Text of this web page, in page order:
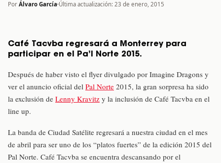
Por Álvaro García Última actualización: 23 de enero, 2015
Café Tacvba regresará a Monterrey para
participar en el Pa’l Norte 2015.
Después de haber visto el flyer divulgado por Imagine Dragons y
ver el anuncio oficial del Pal Norte 2015, la gran sorpresa ha sido
la exclusión de Lenny Kravitz y la inclusión de Café Tacvba en el
line up.
La banda de Ciudad Satélite regresará a nuestra ciudad en el mes
de abril para ser uno de los “platos fuertes” de la edición 2015 del
Pal Norte. Café Tacvba se encuentra descansando por el